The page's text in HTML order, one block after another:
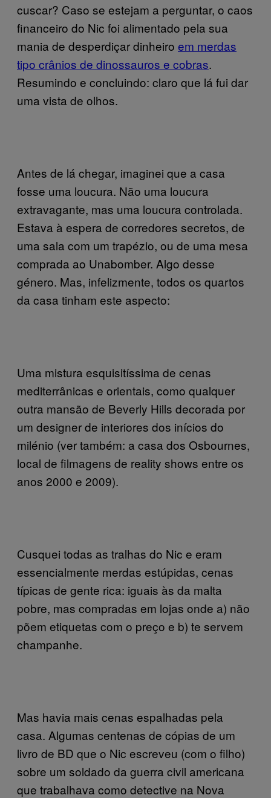
cuscar? Caso se estejam a perguntar, o caos
financeiro do Nic foi alimentado pela sua
mania de desperdiçar dinheiro em merdas
tipo crânios de dinossauros e cobras.
Resumindo e concluindo: claro que lá fui dar
uma vista de olhos.
Antes de lá chegar, imaginei que a casa
fosse uma loucura. Não uma loucura
extravagante, mas uma loucura controlada.
Estava à espera de corredores secretos, de
uma sala com um trapézio, ou de uma mesa
comprada ao Unabomber. Algo desse
género. Mas, infelizmente, todos os quartos
da casa tinham este aspecto:
Uma mistura esquisitíssima de cenas
mediterrânicas e orientais, como qualquer
outra mansão de Beverly Hills decorada por
um designer de interiores dos inícios do
milénio (ver também: a casa dos Osbournes,
local de filmagens de reality shows entre os
anos 2000 e 2009).
Cusquei todas as tralhas do Nic e eram
essencialmente merdas estúpidas, cenas
típicas de gente rica: iguais às da malta
pobre, mas compradas em lojas onde a) não
põem etiquetas com o preço e b) te servem
champanhe.
Mas havia mais cenas espalhadas pela
casa. Algumas centenas de cópias de um
livro de BD que o Nic escreveu (com o filho)
sobre um soldado da guerra civil americana
que trabalhava como detective na Nova